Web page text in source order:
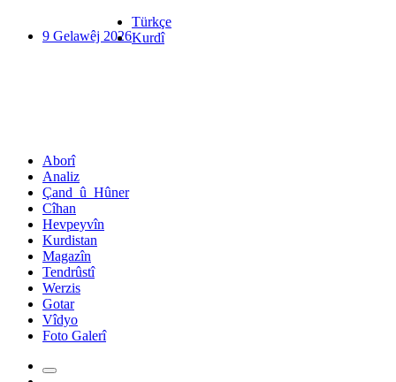
9 Gelawêj 2026
Türkçe
Kurdî
Aborî
Analiz
Çand_û_Hûner
Cîhan
Hevpeyvîn
Kurdistan
Magazîn
Tendrûstî
Werzis
Gotar
Vîdyo
Foto Galerî